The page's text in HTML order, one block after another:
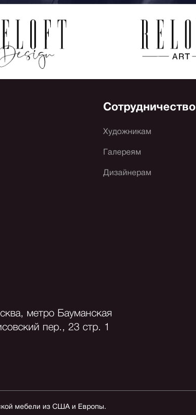
Сотрудничество
Художникам
Галереям
Дизайнерам
метро Бауманская
пер., 23 стр. 1
мебели из США и Европы.